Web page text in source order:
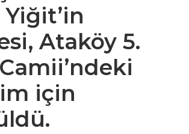
Ataköy 5.
Camii’ndeki
için